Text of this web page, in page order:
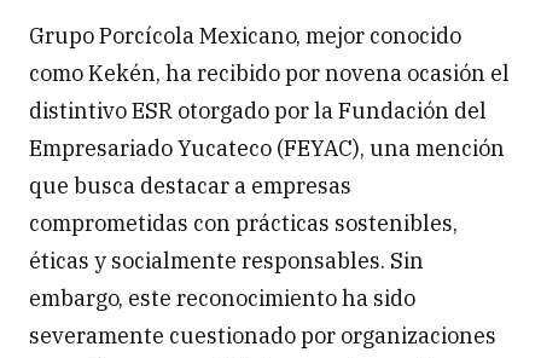
Grupo Porcícola Mexicano, mejor conocido
como Kekén, ha recibido por novena ocasión el
distintivo ESR otorgado por la Fundación del
Empresariado Yucateco (FEYAC), una mención
que busca destacar a empresas
comprometidas con prácticas sostenibles,
éticas y socialmente responsables. Sin
embargo, este reconocimiento ha sido
severamente cuestionado por organizaciones